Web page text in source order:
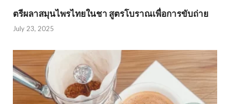
ตรีผลาสมุนไพรไทยในชา สูตรโบราณเพื่อการขับถ่าย
July 23, 2025